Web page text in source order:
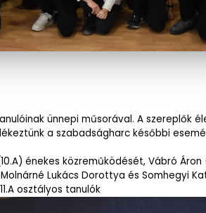
ünnepi műsorával. A
a szabadságharc későbbi
énekes közreműködését, Vábró
Lukács Dorottya és Somhegyi
osztályos tanulók